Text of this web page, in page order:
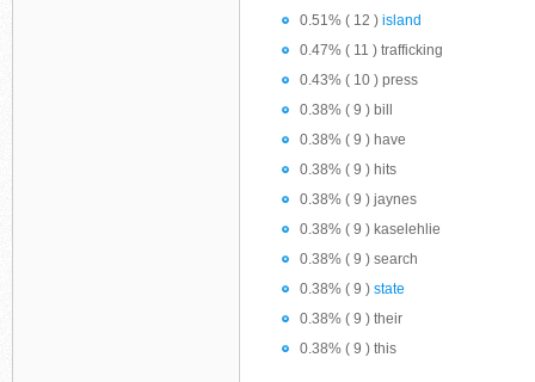
0.51% ( 12 ) island
0.47% ( 11 ) trafficking
0.43% ( 10 ) press
0.38% ( 9 ) bill
0.38% ( 9 ) have
0.38% ( 9 ) hits
0.38% ( 9 ) jaynes
0.38% ( 9 ) kaselehlie
0.38% ( 9 ) search
0.38% ( 9 ) state
0.38% ( 9 ) their
0.38% ( 9 ) this